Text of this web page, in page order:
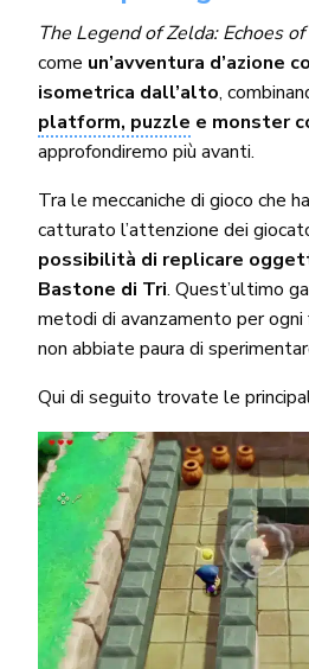
The Legend of Zelda: Echoes
come un’avventura d’azione
isometrica dall’alto,
platform, puzzle e monster
approfondiremo più avanti.
Tra le meccaniche di gioco che
catturato l’attenzione dei
possibilità di replicare
Bastone di Tri. Quest’ultimo
metodi di avanzamento per ogni
non abbiate paura di
Qui di seguito trovate le